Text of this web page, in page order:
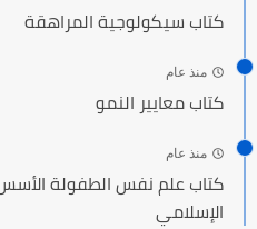
كتاب سيكولوجية المراهقة
منذ عام
كتاب معايير النمو
منذ عام
كتاب علم نفس الطفولة
الإسلامي